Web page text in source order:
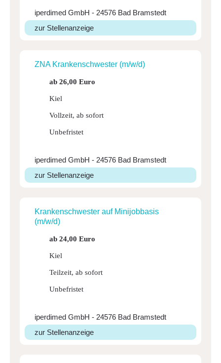
iperdimed GmbH - 24576 Bad Bramstedt
zur Stellenanzeige
ZNA Kran­ken­schwester (m/w/d)
ab 26,00 Euro
Kiel
Vollzeit, ab sofort
Unbefristet
iperdimed GmbH - 24576 Bad Bramstedt
zur Stellenanzeige
Kran­ken­schwester auf Mini­job­basis
(m/w/d)
ab 24,00 Euro
Kiel
Teilzeit, ab sofort
Unbefristet
iperdimed GmbH - 24576 Bad Bramstedt
zur Stellenanzeige